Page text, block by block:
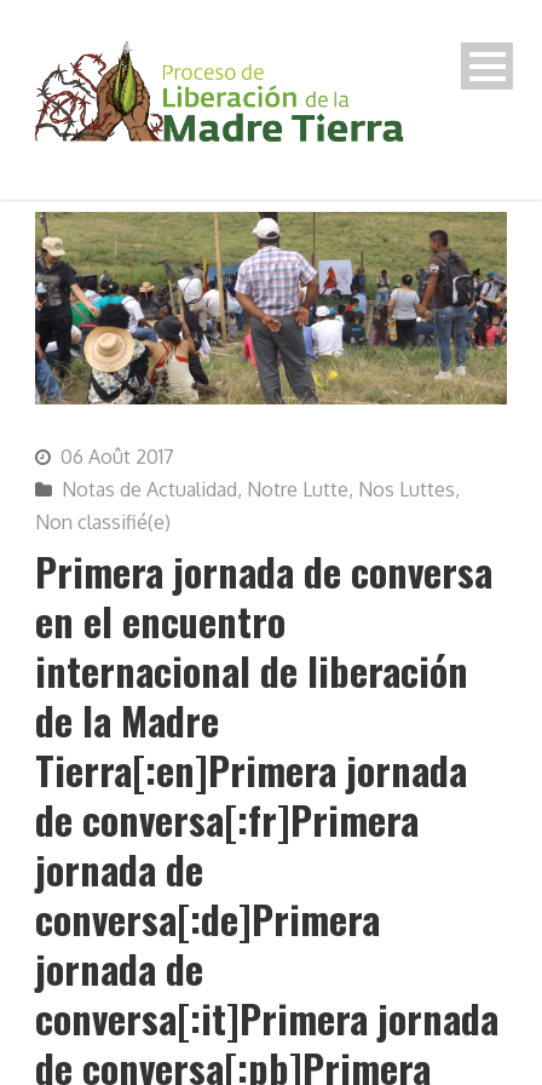
06 Août 2017
Notas de Actualidad, Notre Lutte, Nos Luttes,
Non classifié(e)
Primera jornada de conversa
en el encuentro
internacional de liberación
de la Madre
Tierra[:en]Primera jornada
de conversa[:fr]Primera
jornada de
conversa[:de]Primera
jornada de
conversa[:it]Primera jornada
de conversa[:pb]Primera